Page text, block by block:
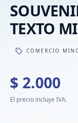
TEXTO
COMERCIO
$ 2.000
El precio incluye IVA.